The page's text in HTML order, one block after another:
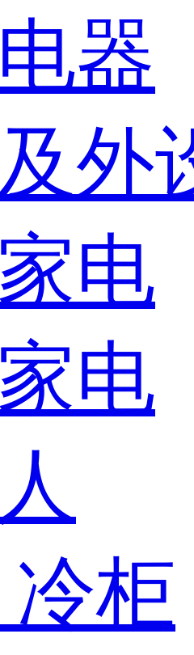
器
外
电
电
冷柜